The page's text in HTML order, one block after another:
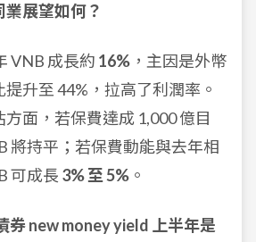
業展望如何？
VNB 成長約 16% ，主因是外幣
升至 44%，拉高了利潤率。
方面，若保費達成 1,000 億目
將持平；若保費動能與去年相
可成長 3% 至 5% 。
券 new money yield 上半年是